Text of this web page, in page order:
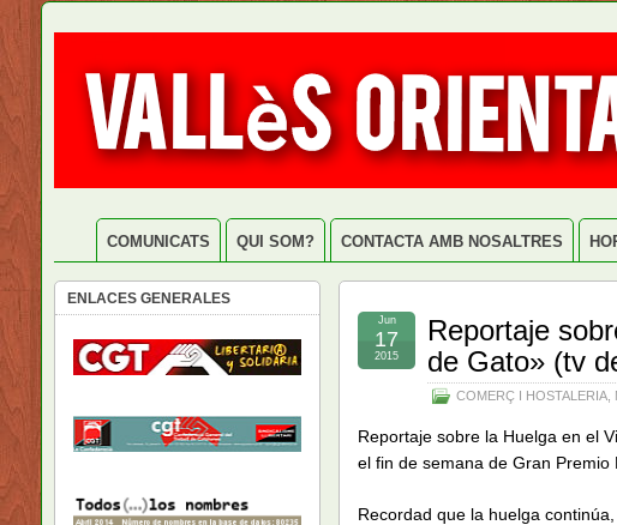
COMUNICATS QUI SOM? CONTACTA AMB NOSALTRES
Reportaje
de Gato» (tv
COMERÇ I HOSTALERIA
Jun
17
2015
Reportaje sobre la Huelga en el
el fin de semana de Gran Premio
Recordad que la huelga
ENLACES GENERALES